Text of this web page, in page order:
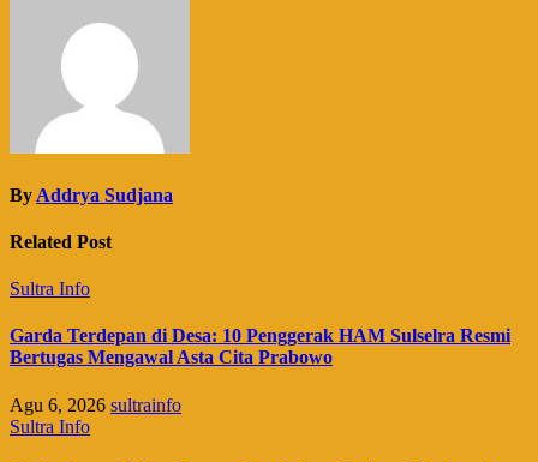
By Addrya Sudjana
Related Post
Sultra Info
Garda Terdepan di Desa: 10 Penggerak HAM Sulselra Resmi
Bertugas Mengawal Asta Cita Prabowo
Agu 6, 2026 sultrainfo
Sultra Info